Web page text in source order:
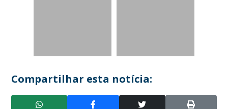
Compartilhar esta notícia: